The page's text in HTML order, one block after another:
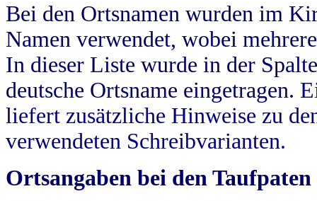
Bei den Ortsnamen wurden im
Namen verwendet, wobei
In dieser Liste wurde in der
deutsche Ortsname eingetragen.
liefert zusätzliche Hinweise zu
verwendeten Schreibvarianten.
Ortsangaben bei den Taufpaten